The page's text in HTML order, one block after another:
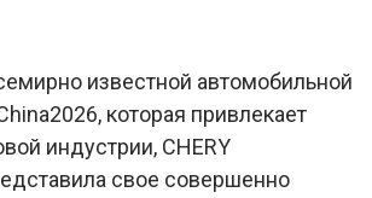
известной автомобильной
которая привлекает
индустрии, CHERY
свое совершенно